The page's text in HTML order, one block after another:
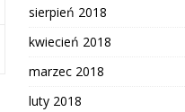
sierpień 2018
kwiecień 2018
marzec 2018
luty 2018